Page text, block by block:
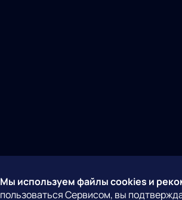
Мы используем файлы cookies и
пользоваться Сервисом, вы